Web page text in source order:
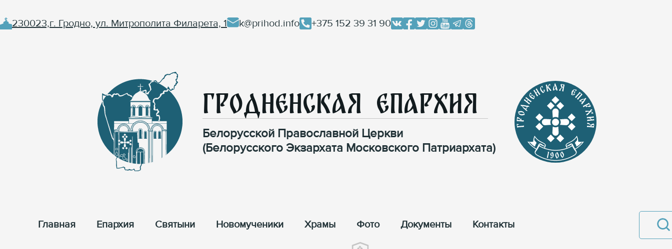
230023,г. Гродно, ул. Митрополита Филарета, 1 k@prihod.info +375 152 39 31 90
Гродненская Епархия
Белорусской Православной Церкви
(Белорусского Экзархата Московского Патриархата)
Главная Епархия Cвятыни Новомученики Храмы Фото Документы Контакты